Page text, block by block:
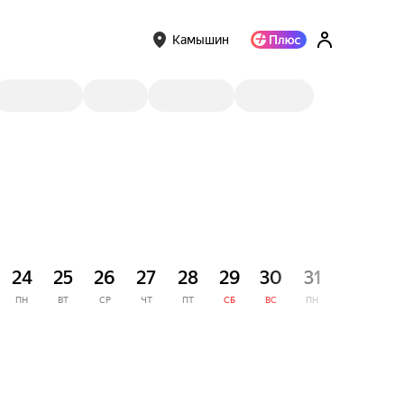
Камышин
24
ПН
25
ВТ
26
СР
27
ЧТ
28
ПТ
29
СБ
30
ВС
31
ПН